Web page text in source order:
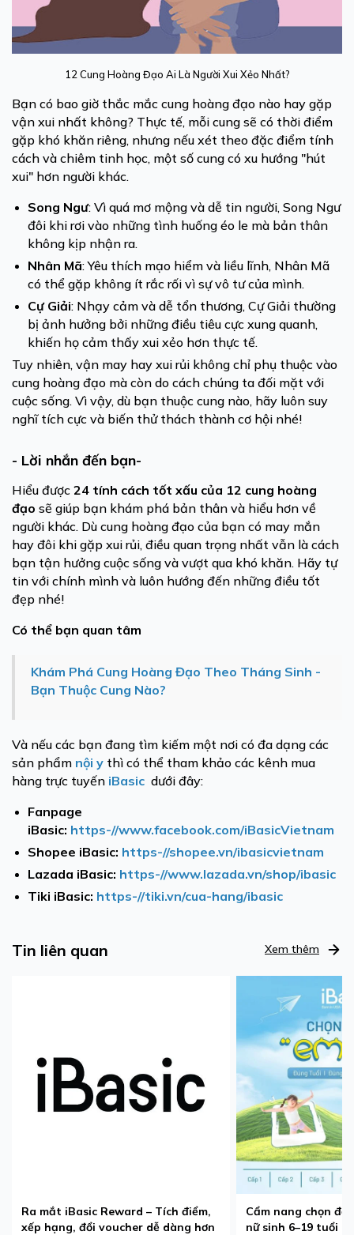
12 Cung Hoàng Đạo Ai Là Người Xui Xẻo Nhất?
Bạn có bao giờ thắc mắc cung hoàng đạo nào hay gặp
vận xui nhất không? Thực tế, mỗi cung sẽ có thời điểm
gặp khó khăn riêng, nhưng nếu xét theo đặc điểm tính
cách và chiêm tinh học, một số cung có xu hướng "hút
xui" hơn người khác.
Song Ngư: Vì quá mơ mộng và dễ tin người, Song Ngư
đôi khi rơi vào những tình huống éo le mà bản thân
không kịp nhận ra.
Nhân Mã: Yêu thích mạo hiểm và liều lĩnh, Nhân Mã
có thể gặp không ít rắc rối vì sự vô tư của mình.
Cự Giải: Nhạy cảm và dễ tổn thương, Cự Giải thường
bị ảnh hưởng bởi những điều tiêu cực xung quanh,
khiến họ cảm thấy xui xẻo hơn thực tế.
Tuy nhiên, vận may hay xui rủi không chỉ phụ thuộc vào
cung hoàng đạo mà còn do cách chúng ta đối mặt với
cuộc sống. Vì vậy, dù bạn thuộc cung nào, hãy luôn suy
nghĩ tích cực và biến thử thách thành cơ hội nhé!
- Lời nhắn đến bạn-
Hiểu được 24 tính cách tốt xấu của 12 cung hoàng
đạo sẽ giúp bạn khám phá bản thân và hiểu hơn về
người khác. Dù cung hoàng đạo của bạn có may mắn
hay đôi khi gặp xui rủi, điều quan trọng nhất vẫn là cách
bạn tận hưởng cuộc sống và vượt qua khó khăn. Hãy tự
tin với chính mình và luôn hướng đến những điều tốt
đẹp nhé!
Có thể bạn quan tâm
Khám Phá Cung Hoàng Đạo Theo Tháng Sinh -
Bạn Thuộc Cung Nào?
Và nếu các bạn đang tìm kiếm một nơi có đa dạng các
sản phẩm nội y thì có thể tham khảo các kênh mua
hàng trực tuyến iBasic dưới đây:
Fanpage
iBasic: https-//www.facebook.com/iBasicVietnam
Shopee iBasic: https-//shopee.vn/ibasicvietnam
Lazada iBasic: https-//www.lazada.vn/shop/ibasic
Tiki iBasic: https-//tiki.vn/cua-hang/ibasic
Tin liên quan Xem thêm
Ra mắt iBasic Reward – Tích điểm,
xếp hạng, đổi voucher dễ dàng hơn
Cẩm nang chọn
nữ sinh 6–19 tuổi